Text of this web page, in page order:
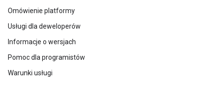
Omówienie platformy
Usługi dla deweloperów
Informacje o wersjach
Pomoc dla programistów
Warunki usługi